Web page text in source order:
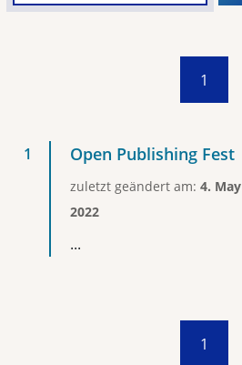
1
Open Publishing Fest
zuletzt geändert am: 4. May
2022
...
1